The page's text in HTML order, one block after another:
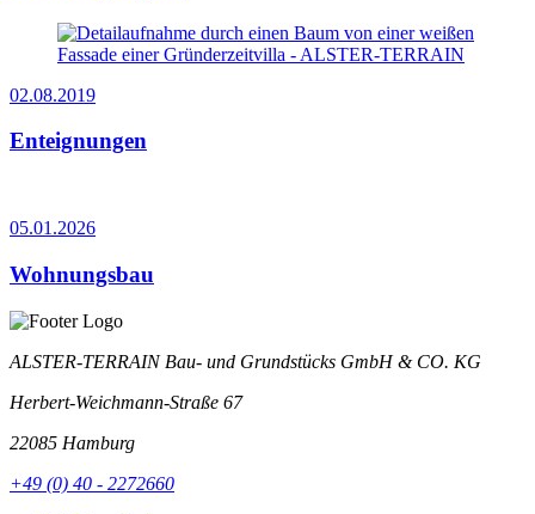
02.08.2019
Enteignungen
05.01.2026
Wohnungsbau
ALSTER-TERRAIN Bau- und Grundstücks GmbH & CO. KG
Herbert-Weichmann-Straße 67
22085 Hamburg
+49 (0) 40 - 2272660